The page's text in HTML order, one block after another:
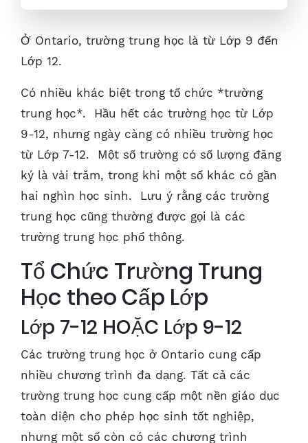
Ở Ontario, trường trung học là từ Lớp 9 đến
Lớp 12.
Có nhiều khác biệt trong tổ chức *trường
trung học*. Hầu hết các trường học từ Lớp
9-12, nhưng ngày càng có nhiều trường học
từ Lớp 7-12. Một số trường có số lượng đăng
ký là vài trăm, trong khi một số khác có gần
hai nghìn học sinh. Lưu ý rằng các trường
trung học cũng thường được gọi là các
trường trung học phổ thông.
Tổ Chức Trường Trung
Học theo Cấp Lớp
Lớp 7-12 HOẶC Lớp 9-12
Các trường trung học ở Ontario cung cấp
nhiều chương trình đa dạng. Tất cả các
trường trung học cung cấp một nền giáo dục
toàn diện cho phép học sinh tốt nghiệp,
nhưng một số còn có các chương trình